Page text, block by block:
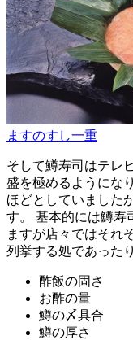
ますのすし一重
そして鱒寿司はテレ
盛を極めるようにな
ほどとしていました
す。 基本的には鱒寿
ますが店々ではそれ
列挙する処であった
酢飯の固さ
お酢の量
鱒の〆具合
鱒の厚さ